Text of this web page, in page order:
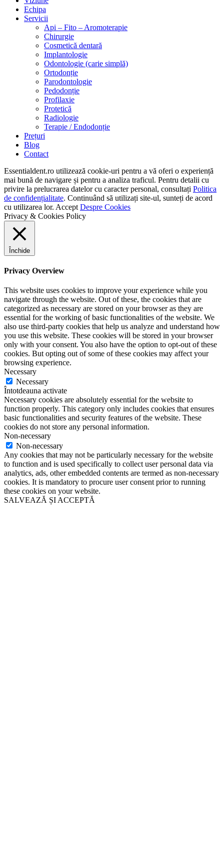
Echipa
Servicii
Api – Fito – Aromoterapie
Chirurgie
Cosmetică dentară
Implantologie
Odontologie (carie simplă)
Ortodonție
Parodontologie
Pedodonție
Profilaxie
Protetică
Radiologie
Terapie / Endodonție
Prețuri
Blog
Contact
Essentialdent.ro utilizează cookie-uri pentru a vă oferi o experiență
mai bună de navigare și pentru a analiza traficul. Pentru detalii cu
privire la prelucrarea datelor cu caracter personal, consultați Politica
de confidențialitate. Continuând să utilizați site-ul, sunteți de acord
cu utilizarea lor. Accept Despre Cookies
Privacy & Cookies Policy
Închide
Privacy Overview
This website uses cookies to improve your experience while you
navigate through the website. Out of these, the cookies that are
categorized as necessary are stored on your browser as they are
essential for the working of basic functionalities of the website. We
also use third-party cookies that help us analyze and understand how
you use this website. These cookies will be stored in your browser
only with your consent. You also have the option to opt-out of these
cookies. But opting out of some of these cookies may affect your
browsing experience.
Necessary
Necessary
Întotdeauna activate
Necessary cookies are absolutely essential for the website to
function properly. This category only includes cookies that ensures
basic functionalities and security features of the website. These
cookies do not store any personal information.
Non-necessary
Non-necessary
Any cookies that may not be particularly necessary for the website
to function and is used specifically to collect user personal data via
analytics, ads, other embedded contents are termed as non-necessary
cookies. It is mandatory to procure user consent prior to running
these cookies on your website.
SALVEAZĂ ȘI ACCEPTĂ